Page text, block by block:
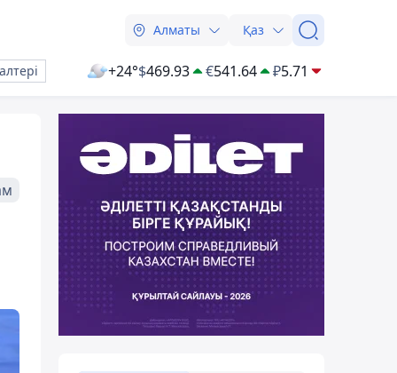
Алматы Қаз
+24°$469.93 €541.64 ₽5.71